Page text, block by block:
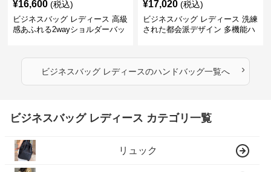
¥16,600 (税込)
ビジネスバッグ レディース 高級
感あふれる2wayショルダーバッ
¥17,020 (税込)
ビジネスバッグ レディース 洗練
された都会派デザイン 多機能ハ
ビジネスバッグ レディースのハンドバッグ一覧へ ›
ビジネスバッグ レディース カテゴリ一覧
リュック